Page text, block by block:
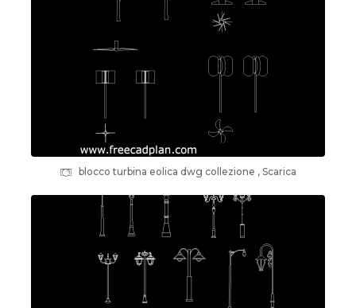
blocco turbina eolica dwg collezione , Scarica